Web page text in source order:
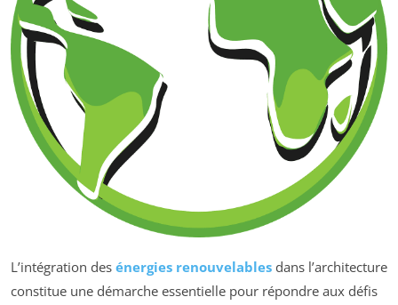
L’intégration des énergies renouvelables dans l’architecture
constitue une démarche essentielle pour répondre aux défis